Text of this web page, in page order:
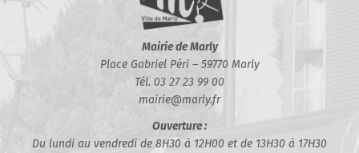
Mairie de Marly
Place Gabriel Péri – 59770 Marly
Tél. 03 27 23 99 00
mairie@marly.fr
Ouverture :
Du lundi au vendredi de 8H30 à 12H00 et de 13H30 à 17H30